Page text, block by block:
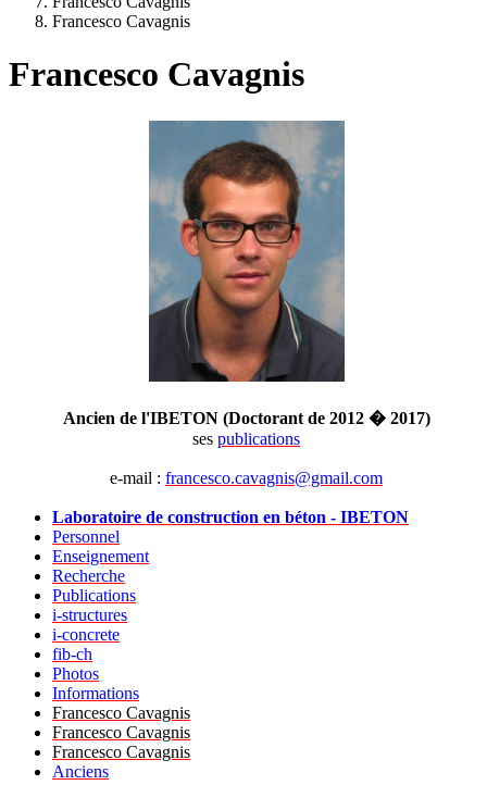
Francesco Cavagnis
Francesco Cavagnis
Ancien de l'IBETON (Doctorant de 2012 � 2017)
ses publications
e-mail : francesco.cavagnis@gmail.com
Laboratoire de construction en béton - IBETON
Personnel
Enseignement
Recherche
Publications
i-structures
i-concrete
fib-ch
Photos
Informations
Francesco Cavagnis
Francesco Cavagnis
Francesco Cavagnis
Anciens